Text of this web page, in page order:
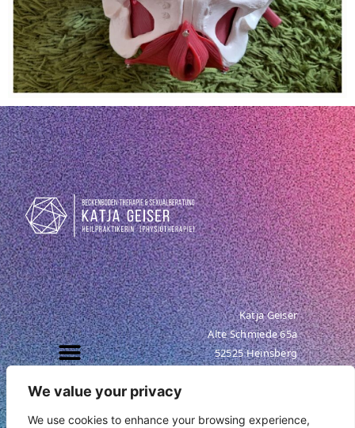
We value your privacy
We use cookies to enhance your browsing experience,
Katja Geiser
Alte Schmiede 65a
52525 Heinsberg